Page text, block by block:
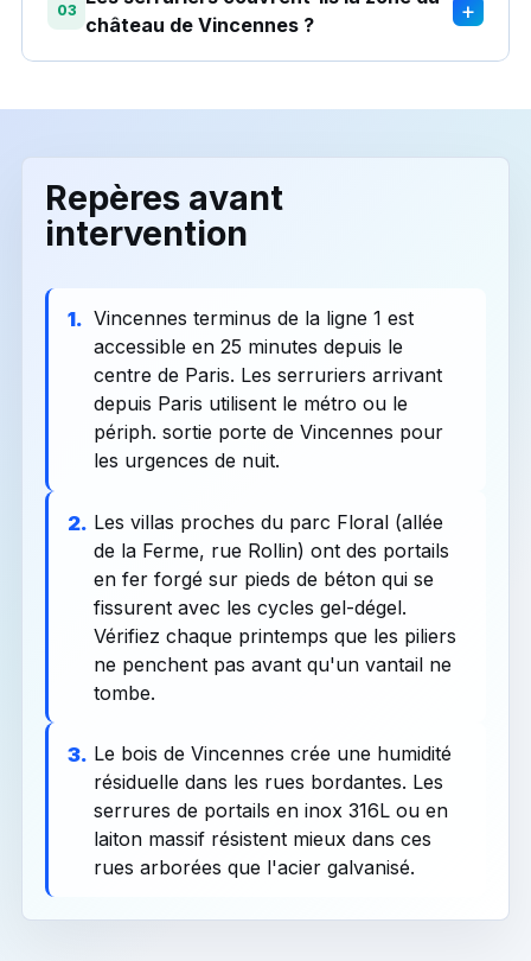
03
château de Vincennes ?
+
Repères avant
intervention
1. Vincennes terminus de la ligne 1 est
accessible en 25 minutes depuis le
centre de Paris. Les serruriers arrivant
depuis Paris utilisent le métro ou le
périph. sortie porte de Vincennes pour
les urgences de nuit.
2. Les villas proches du parc Floral (allée
de la Ferme, rue Rollin) ont des portails
en fer forgé sur pieds de béton qui se
fissurent avec les cycles gel-dégel.
Vérifiez chaque printemps que les piliers
ne penchent pas avant qu'un vantail ne
tombe.
3. Le bois de Vincennes crée une humidité
résiduelle dans les rues bordantes. Les
serrures de portails en inox 316L ou en
laiton massif résistent mieux dans ces
rues arborées que l'acier galvanisé.